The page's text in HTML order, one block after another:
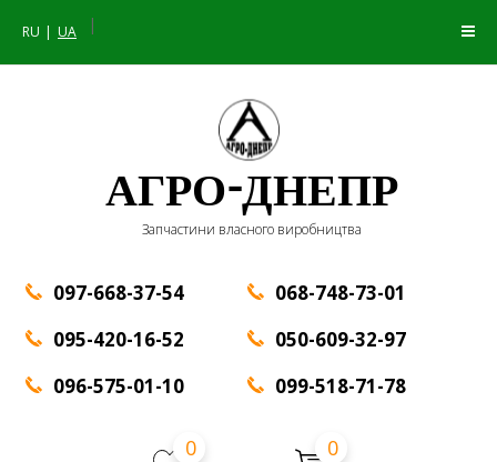
RU UA |
АГРО-ДНЕПР
Запчастини власного виробництва
097-668-37-54
095-420-16-52
096-575-01-10
068-748-73-01
050-609-32-97
099-518-71-78
0 0